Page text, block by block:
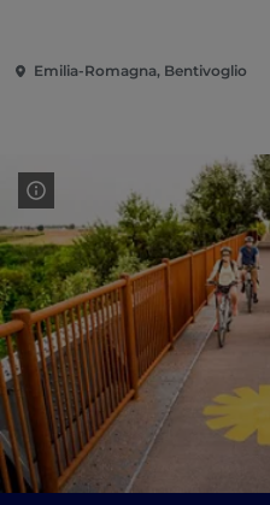
Emilia-Romagna, Bentivoglio